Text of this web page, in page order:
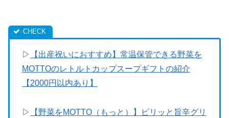
▷
【出産祝いにおすすめ】常温保管できる野菜を
MOTTOのレトルトカップスープギフトの紹介
【2000円以内あり】
▷
【野菜をMOTTO（もっと）】ピリッと旨辛グリ